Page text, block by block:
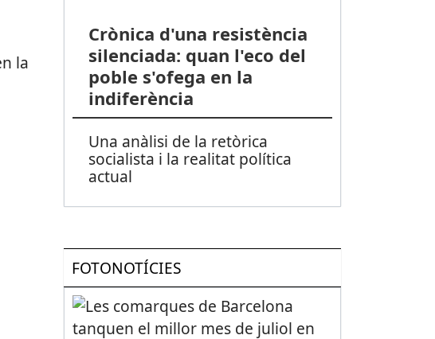
Crònica d'una resistència
silenciada: quan l'eco del
poble s'ofega en la
indiferència
Una anàlisi de la retòrica
socialista i la realitat política
actual
FOTONOTÍCIES